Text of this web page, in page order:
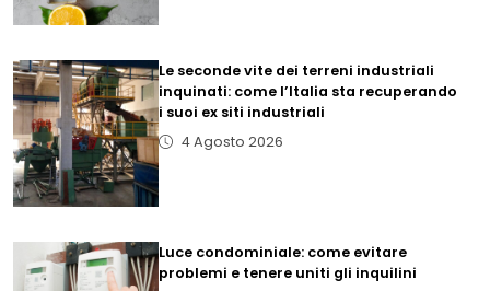
Le seconde vite dei terreni industriali
inquinati: come l’Italia sta recuperando
i suoi ex siti industriali
4 Agosto 2026
Luce condominiale: come evitare
problemi e tenere uniti gli inquilini